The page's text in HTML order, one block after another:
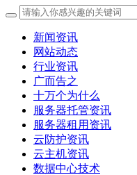
新闻资讯
网站动态
行业资讯
广而告之
十万个为什么
服务器托管资讯
服务器租用资讯
云防护资讯
云主机资讯
数据中心技术